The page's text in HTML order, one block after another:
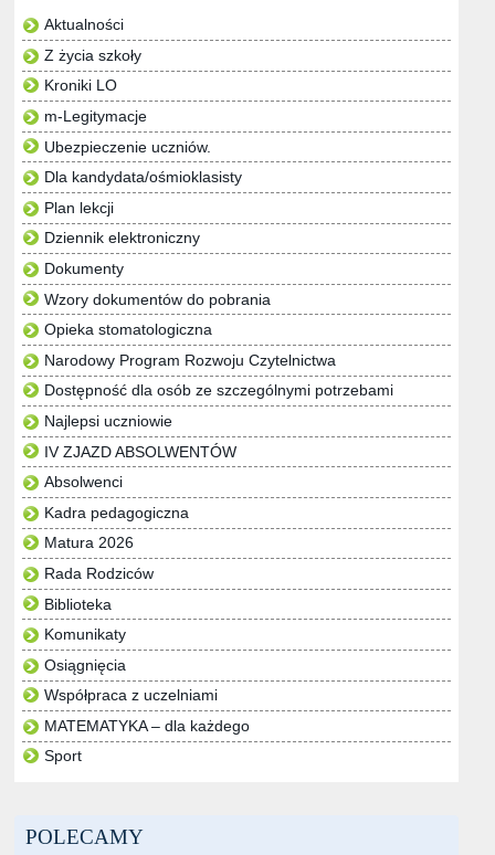
Aktualności
Z życia szkoły
Kroniki LO
m-Legitymacje
Ubezpieczenie uczniów.
Dla kandydata/ośmioklasisty
Plan lekcji
Dziennik elektroniczny
Dokumenty
Wzory dokumentów do pobrania
Opieka stomatologiczna
Narodowy Program Rozwoju Czytelnictwa
Dostępność dla osób ze szczególnymi potrzebami
Najlepsi uczniowie
IV ZJAZD ABSOLWENTÓW
Absolwenci
Kadra pedagogiczna
Matura 2026
Rada Rodziców
Biblioteka
Komunikaty
Osiągnięcia
Współpraca z uczelniami
MATEMATYKA – dla każdego
Sport
POLECAMY